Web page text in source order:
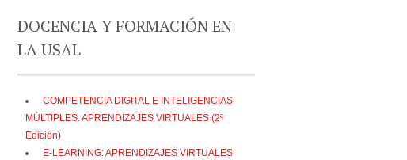
DOCENCIA Y FORMACIÓN EN
LA USAL
COMPETENCIA DIGITAL E INTELIGENCIAS
MÚLTIPLES. APRENDIZAJES VIRTUALES (2ª
Edición)
E-LEARNING: APRENDIZAJES VIRTUALES